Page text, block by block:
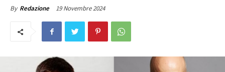
By Redazione 19 Novembre 2024